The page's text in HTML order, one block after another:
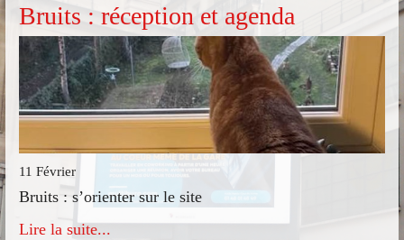
Bruits : réception et agenda
11 Février
Bruits : s’orienter sur le site
Lire la suite...